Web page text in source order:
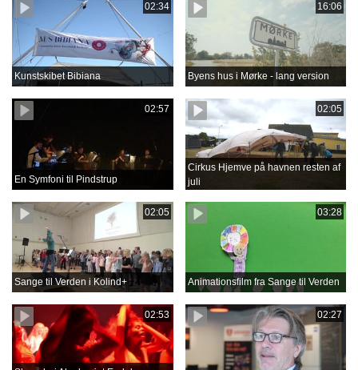
02:34
Kunstskibet Bibiana
16:06
Byens hus i Mørke - lang version
02:57
En Symfoni til Pindstrup
02:05
Cirkus Hjemve på havnen resten af
juli
02:05
Sange til Verden i Kolind+
03:28
Animationsfilm fra Sange til Verden
02:53 02:27